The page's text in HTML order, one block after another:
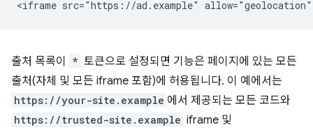
출처 목록이 * 토큰으로 설정되면 기능은 페이지에 있는 모든
출처(자체 및 모든 iframe 포함)에 허용됩니다. 이 예에서는
https://your-site.example 에서 제공되는 모든 코드와
https://trusted-site.example iframe 및